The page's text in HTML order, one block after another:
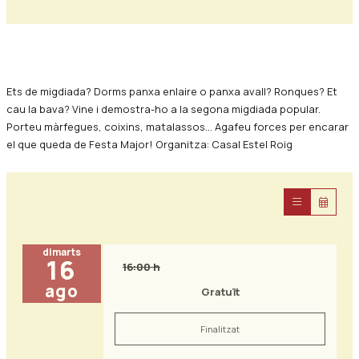
Ets de migdiada? Dorms panxa enlaire o panxa avall? Ronques? Et
cau la bava? Vine i demostra-ho a la segona migdiada popular.
Porteu màrfegues, coixins, matalassos... Agafeu forces per encarar
el que queda de Festa Major! Organitza: Casal Estel Roig
dimarts
16
ago
16:00 h
Gratuït
Finalitzat